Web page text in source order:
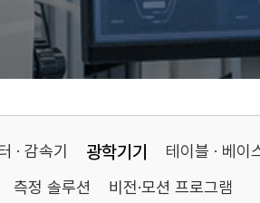
· 감속기 광학기기
테이블 · 베이
측정 솔루션
비전·모션 프로그램